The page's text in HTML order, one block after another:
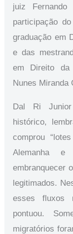
juiz
participação
graduação em
e das
em Direito da
Nunes Miranda
Dal Ri
histórico,
comprou
Alemanha e
embranquecer
legitimados.
esses fluxos
pontuou.
migratórios